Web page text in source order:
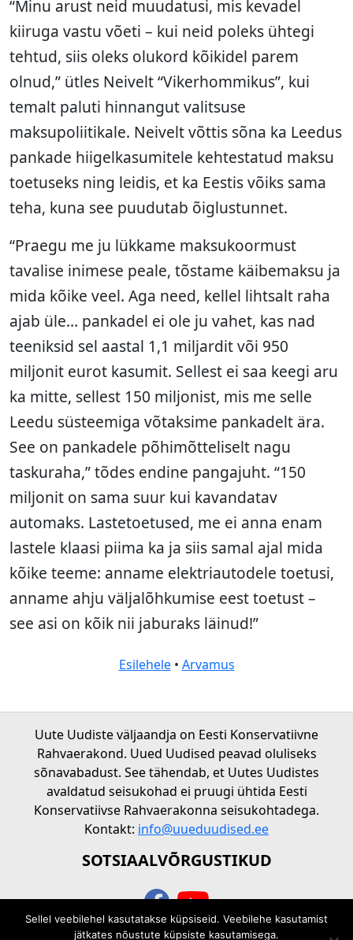
“Minu arust neid muudatusi, mis kevadel
kiiruga vastu võeti – kui neid poleks ühtegi
tehtud, siis oleks olukord kõikidel parem
olnud,” ütles Neivelt “Vikerhommikus”, kui
temalt paluti hinnangut valitsuse
maksupoliitikale. Neivelt võttis sõna ka Leedus
pankade hiigelkasumitele kehtestatud maksu
toetuseks ning leidis, et ka Eestis võiks sama
teha, kuna see puudutab õiglustunnet.
“Praegu me ju lükkame maksukoormust
tavalise inimese peale, tõstame käibemaksu ja
mida kõike veel. Aga need, kellel lihtsalt raha
ajab üle… pankadel ei ole ju vahet, kas nad
teeniksid sel aastal 1,1 miljardit või 950
miljonit eurot kasumit. Sellest ei saa keegi aru
ka mitte, sellest 150 miljonist, mis me selle
Leedu süsteemiga võtaksime pankadelt ära.
See on pankadele põhimõtteliselt nagu
taskuraha,” tõdes endine pangajuht. “150
miljonit on sama suur kui kavandatav
automaks. Lastetoetused, me ei anna enam
lastele klaasi piima ka ja siis samal ajal mida
kõike teeme: anname elektriautodele toetusi,
anname ahju väljalõhkumise eest toetust –
see asi on kõik nii jaburaks läinud!”
Esilehele• Arvamus
Uute Uudiste väljaandja on Eesti Konservatiivne
Rahvaerakond. Uued Uudised peavad oluliseks
sõnavabadust. See tähendab, et Uutes Uudistes
avaldatud seisukohad ei pruugi ühtida Eesti
Konservatiivse Rahvaerakonna seisukohtadega.
Kontakt: info@uueduudised.ee
SOTSIAALVÕRGUSTIKUD
© 2026 Uued uudised
Sellel veebilehel kasutatakse küpsiseid. Veebilehe kasutamist
jätkates nõustute küpsiste kasutamisega.